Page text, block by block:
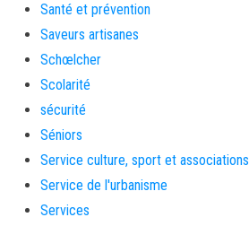
Santé et prévention
Saveurs artisanes
Schœlcher
Scolarité
sécurité
Séniors
Service culture, sport et associations
Service de l'urbanisme
Services